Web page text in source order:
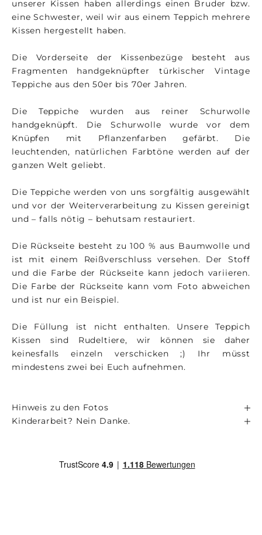
unserer Kissen haben allerdings einen Bruder bzw.
eine Schwester, weil wir aus einem Teppich mehrere
Kissen hergestellt haben.
Die Vorderseite der Kissenbezüge besteht aus
Fragmenten handgeknüpfter türkischer Vintage
Teppiche aus den 50er bis 70er Jahren.
Die Teppiche wurden aus reiner Schurwolle
handgeknüpft. Die Schurwolle wurde vor dem
Knüpfen mit Pflanzenfarben gefärbt. Die
leuchtenden, natürlichen Farbtöne werden auf der
ganzen Welt geliebt.
Die Teppiche werden von uns sorgfältig ausgewählt
und vor der Weiterverarbeitung zu Kissen gereinigt
und – falls nötig – behutsam restauriert.
Die Rückseite besteht zu 100 % aus Baumwolle und
ist mit einem Reißverschluss versehen. Der Stoff
und die Farbe der Rückseite kann jedoch variieren.
Die Farbe der Rückseite kann vom Foto abweichen
und ist nur ein Beispiel.
Die Füllung ist nicht enthalten. Unsere Teppich
Kissen sind Rudeltiere, wir können sie daher
keinesfalls einzeln verschicken ;) Ihr müsst
mindestens zwei bei Euch aufnehmen.
Hinweis zu den Fotos
Kinderarbeit? Nein Danke.